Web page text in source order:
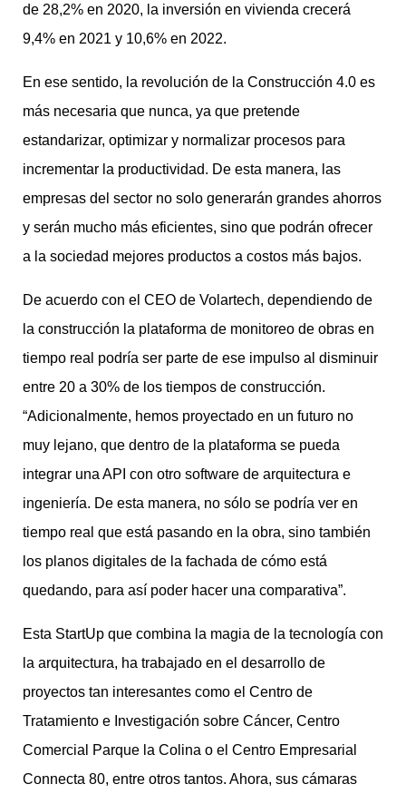
de 28,2% en 2020, la inversión en vivienda crecerá
9,4% en 2021 y 10,6% en 2022.
En ese sentido, la revolución de la Construcción 4.0 es
más necesaria que nunca, ya que pretende
estandarizar, optimizar y normalizar procesos para
incrementar la productividad. De esta manera, las
empresas del sector no solo generarán grandes ahorros
y serán mucho más eficientes, sino que podrán ofrecer
a la sociedad mejores productos a costos más bajos.
De acuerdo con el CEO de Volartech, dependiendo de
la construcción la plataforma de monitoreo de obras en
tiempo real podría ser parte de ese impulso al disminuir
entre 20 a 30% de los tiempos de construcción.
“Adicionalmente, hemos proyectado en un futuro no
muy lejano, que dentro de la plataforma se pueda
integrar una API con otro software de arquitectura e
ingeniería. De esta manera, no sólo se podría ver en
tiempo real que está pasando en la obra, sino también
los planos digitales de la fachada de cómo está
quedando, para así poder hacer una comparativa”.
Esta StartUp que combina la magia de la tecnología con
la arquitectura, ha trabajado en el desarrollo de
proyectos tan interesantes como el Centro de
Tratamiento e Investigación sobre Cáncer, Centro
Comercial Parque la Colina o el Centro Empresarial
Connecta 80, entre otros tantos. Ahora, sus cámaras